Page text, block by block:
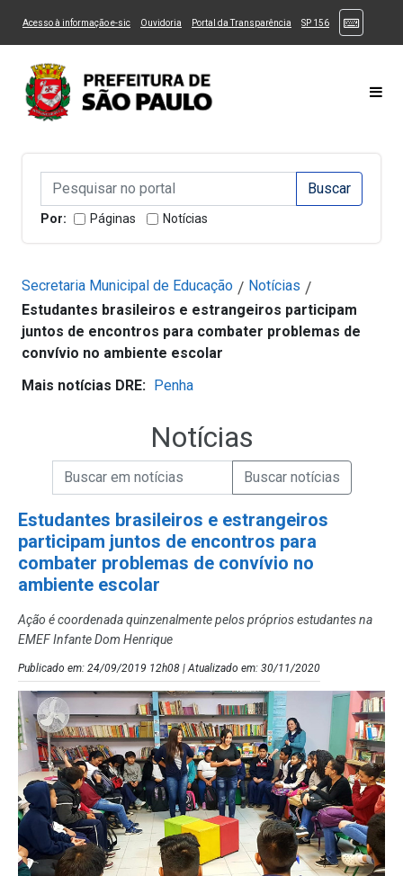
Ir ao Conteúdo Ir para menu principal Ir para busca 3
Alternar Alto Contraste
Acesso à informação e-sic(Link para um novo sítio)
Ouvidoria (Link para um novo sítio)
Portal da Transparência (Link para um novo sítio)
SP 156(Link para um
Campo de Busca de informações
Campo de Busca de informações Enviar a Busca
Por: Páginas Notícias
Secretaria Municipal de Educação / Notícias /
Estudantes brasileiros e estrangeiros participam
juntos de encontros para combater problemas de
convívio no ambiente escolar
Mais notícias DRE: Penha
Notícias
Campo de Busca de Notícias
Campo de Busca de informaçõesEnviar a Busca de Notícias
Estudantes brasileiros e estrangeiros
participam juntos de encontros para
combater problemas de convívio no
ambiente escolar
Ação é coordenada quinzenalmente pelos próprios estudantes na
EMEF Infante Dom Henrique
Publicado em: 24/09/2019 12h08 | Atualizado em: 30/11/2020